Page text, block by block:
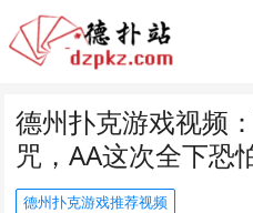
德州扑克游戏视频
咒，AA这次全下恐
德州扑克游戏推荐视频